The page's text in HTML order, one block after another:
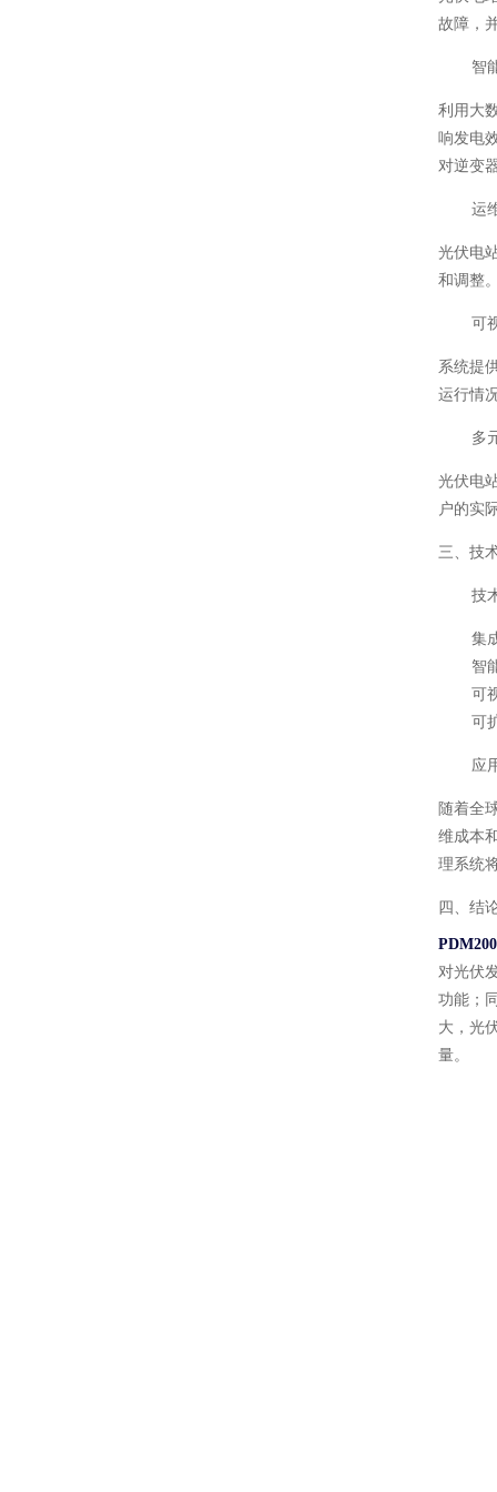
故障，
智
利用大
响发电
对逆变
运
光伏电
和调整
可
系统提
运行情
多
光伏电
户的实
三、技
技
集
智
可
可
应
随着全
维成本
理系统
四、结
对光伏
功能；
大，光
量。